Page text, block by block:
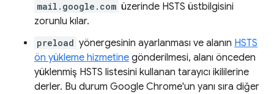
mail.google.com üzerinde HSTS üstbilgisini
zorunlu kılar.
preload yönergesinin ayarlanması ve alanın HSTS
ön yükleme hizmetine gönderilmesi, alanı önceden
yüklenmiş HSTS listesini kullanan tarayıcı ikililerine
derler. Bu durum Google Chrome'un yanı sıra diğer